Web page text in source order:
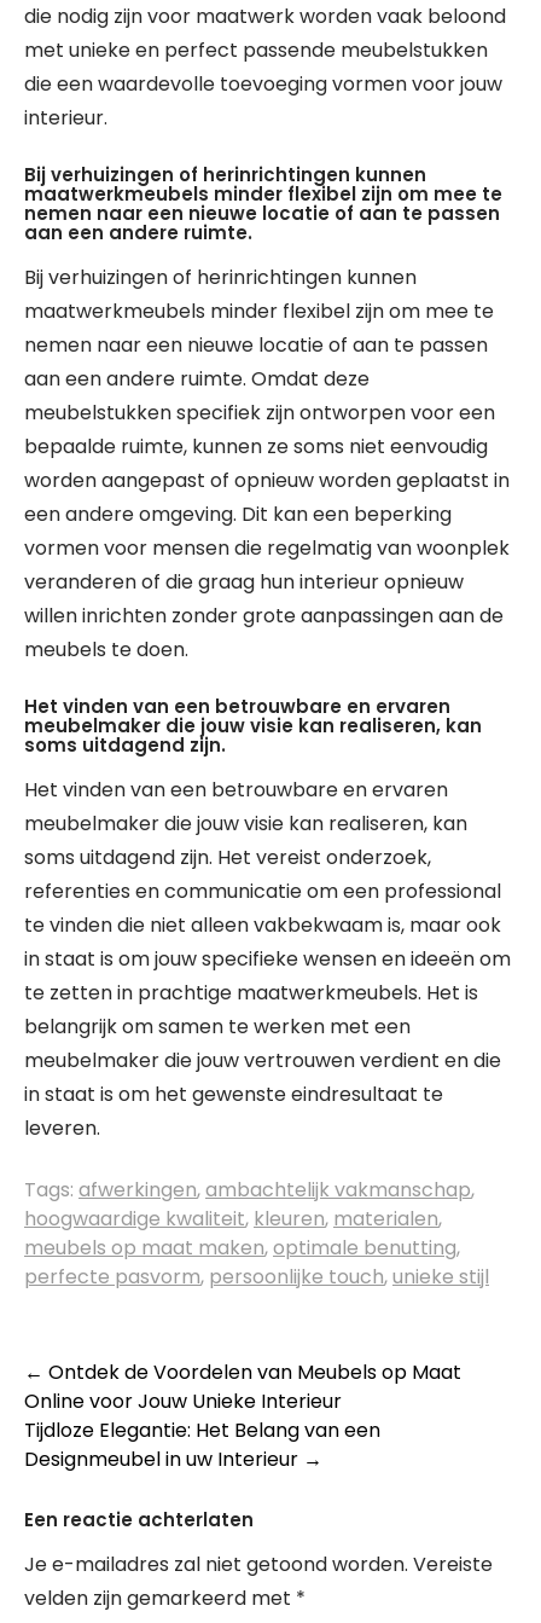
die nodig zijn voor maatwerk worden vaak beloond
met unieke en perfect passende meubelstukken
die een waardevolle toevoeging vormen voor jouw
interieur.
Bij verhuizingen of herinrichtingen kunnen
maatwerkmeubels minder flexibel zijn om mee te
nemen naar een nieuwe locatie of aan te passen
aan een andere ruimte.
Bij verhuizingen of herinrichtingen kunnen
maatwerkmeubels minder flexibel zijn om mee te
nemen naar een nieuwe locatie of aan te passen
aan een andere ruimte. Omdat deze
meubelstukken specifiek zijn ontworpen voor een
bepaalde ruimte, kunnen ze soms niet eenvoudig
worden aangepast of opnieuw worden geplaatst in
een andere omgeving. Dit kan een beperking
vormen voor mensen die regelmatig van woonplek
veranderen of die graag hun interieur opnieuw
willen inrichten zonder grote aanpassingen aan de
meubels te doen.
Het vinden van een betrouwbare en ervaren
meubelmaker die jouw visie kan realiseren, kan
soms uitdagend zijn.
Het vinden van een betrouwbare en ervaren
meubelmaker die jouw visie kan realiseren, kan
soms uitdagend zijn. Het vereist onderzoek,
referenties en communicatie om een professional
te vinden die niet alleen vakbekwaam is, maar ook
in staat is om jouw specifieke wensen en ideeën om
te zetten in prachtige maatwerkmeubels. Het is
belangrijk om samen te werken met een
meubelmaker die jouw vertrouwen verdient en die
in staat is om het gewenste eindresultaat te
leveren.
Tags: afwerkingen,ambachtelijk vakmanschap,
hoogwaardige kwaliteit, kleuren, materialen,
meubels op maat maken,optimale benutting,
perfecte pasvorm, persoonlijke touch,unieke stijl
Berichtnavigatie
← Ontdek de Voordelen van Meubels op Maat
Online voor Jouw Unieke Interieur
Tijdloze Elegantie: Het Belang van een
Designmeubel in uw Interieur →
Een reactie achterlaten
Je e-mailadres zal niet getoond worden. Vereiste
velden zijn gemarkeerd met *